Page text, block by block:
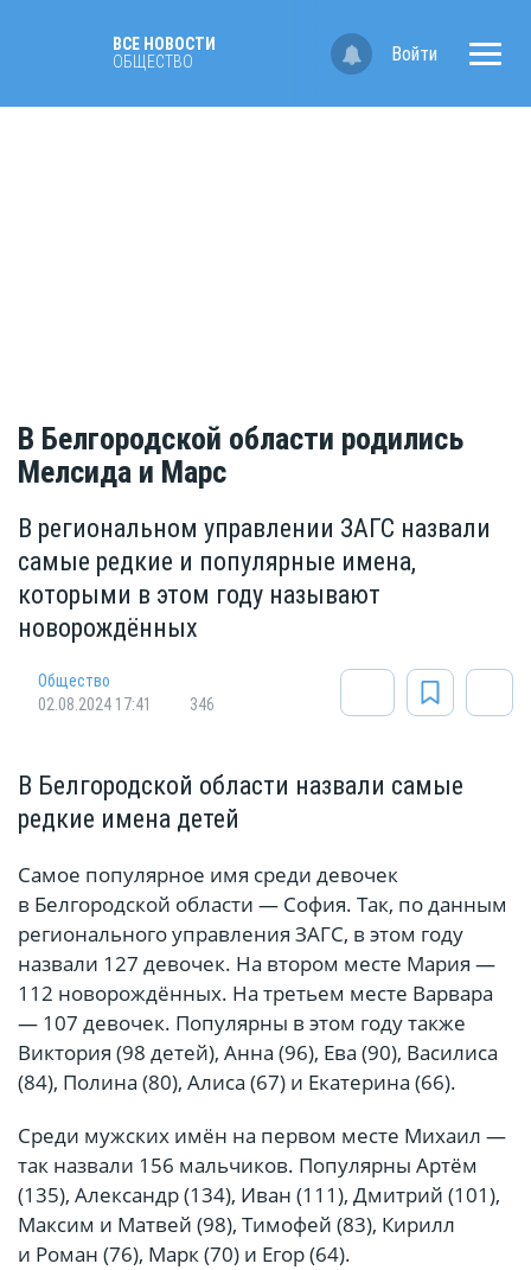
ВСЕ НОВОСТИ
ОБЩЕСТВО
Войти
В Белгородской области родились
Мелсида и Марс
В региональном управлении ЗАГС назвали
самые редкие и популярные имена,
которыми в этом году называют
новорождённых
Общество
02.08.2024 17:41
346
В Белгородской области назвали самые
редкие имена детей
Самое популярное имя среди девочек
в Белгородской области — София. Так, по данным
регионального управления ЗАГС, в этом году
назвали 127 девочек. На втором месте Мария —
112 новорождённых. На третьем месте Варвара
— 107 девочек. Популярны в этом году также
Виктория (98 детей), Анна (96), Ева (90), Василиса
(84), Полина (80), Алиса (67) и Екатерина (66).
Среди мужских имён на первом месте Михаил —
так назвали 156 мальчиков. Популярны Артём
(135), Александр (134), Иван (111), Дмитрий (101),
Максим и Матвей (98), Тимофей (83), Кирилл
и Роман (76), Марк (70) и Егор (64).